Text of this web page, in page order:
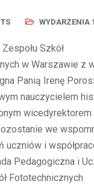
WYDARZENIA
Szkół
w Warszawie z
Panią Irenę
nauczycielem
wicedyrektorem
we
uczniów i
Pedagogiczna i
Fototechnicznych